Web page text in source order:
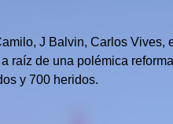
J Balvin, Carlos Vives,
raíz de una polémica
y 700 heridos.